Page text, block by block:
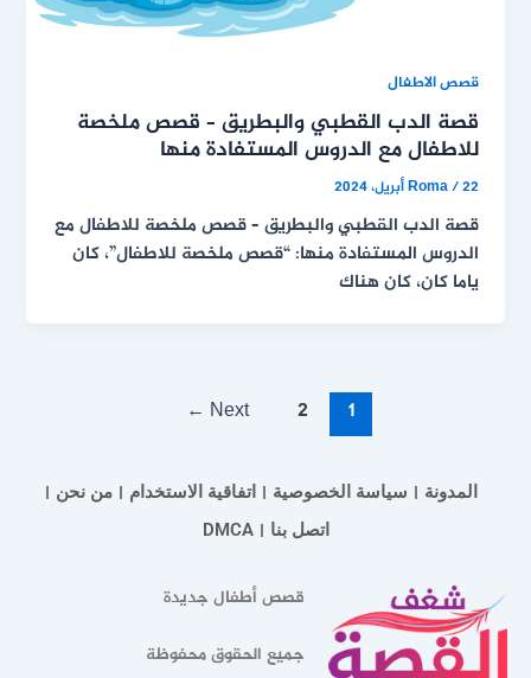
قصص الاطفال
قصة الدب القطبي والبطريق – قصص ملخصة
للاطفال مع الدروس المستفادة منها
Roma/22 أبريل، 2024
قصة الدب القطبي والبطريق – قصص ملخصة للاطفال مع
الدروس المستفادة منها: “قصص ملخصة للاطفال”، كان
ياما كان، كان هناك
1
2
Next
←
المدونة سياسة الخصوصية اتفاقية الاستخدام
من نحن
اتصل بنا
DMCA
قصص أطفال جديدة
جميع الحقوق محفوظة